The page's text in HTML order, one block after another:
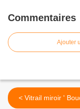
Commentaires
Ajouter
< Vitrail miroir '